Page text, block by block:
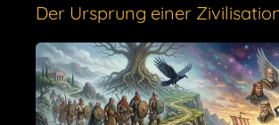
Der Ursprung einer